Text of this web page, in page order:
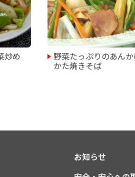
炒め 野菜たっぷりのあん
かた焼きそば
お知らせ